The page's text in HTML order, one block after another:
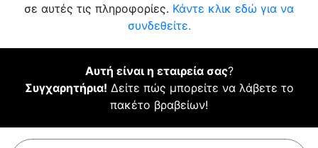
σε αυτές τις πληροφορίες. Κάντε κλικ εδώ για να
συνδεθείτε.
Αυτή είναι η εταιρεία σας?
Συγχαρητήρια! Δείτε πώς μπορείτε να λάβετε το
πακέτο βραβείων!